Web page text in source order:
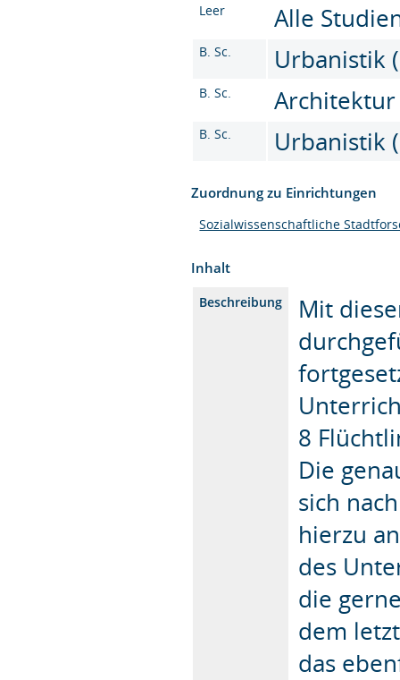
Leer Alle
B. Sc. Urbanistik
B. Sc. Architektur
B. Sc. Urbanistik
Zuordnung zu Einrichtungen
Sozialwissenschaftliche
Inhalt
Beschreibung
Mit
8
Die
sich
hierzu
des
die
dem
das